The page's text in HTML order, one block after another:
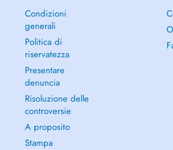
Condizioni
generali
Politica di
riservatezza
Presentare
denuncia
Risoluzione delle
controversie
A proposito
Stampa